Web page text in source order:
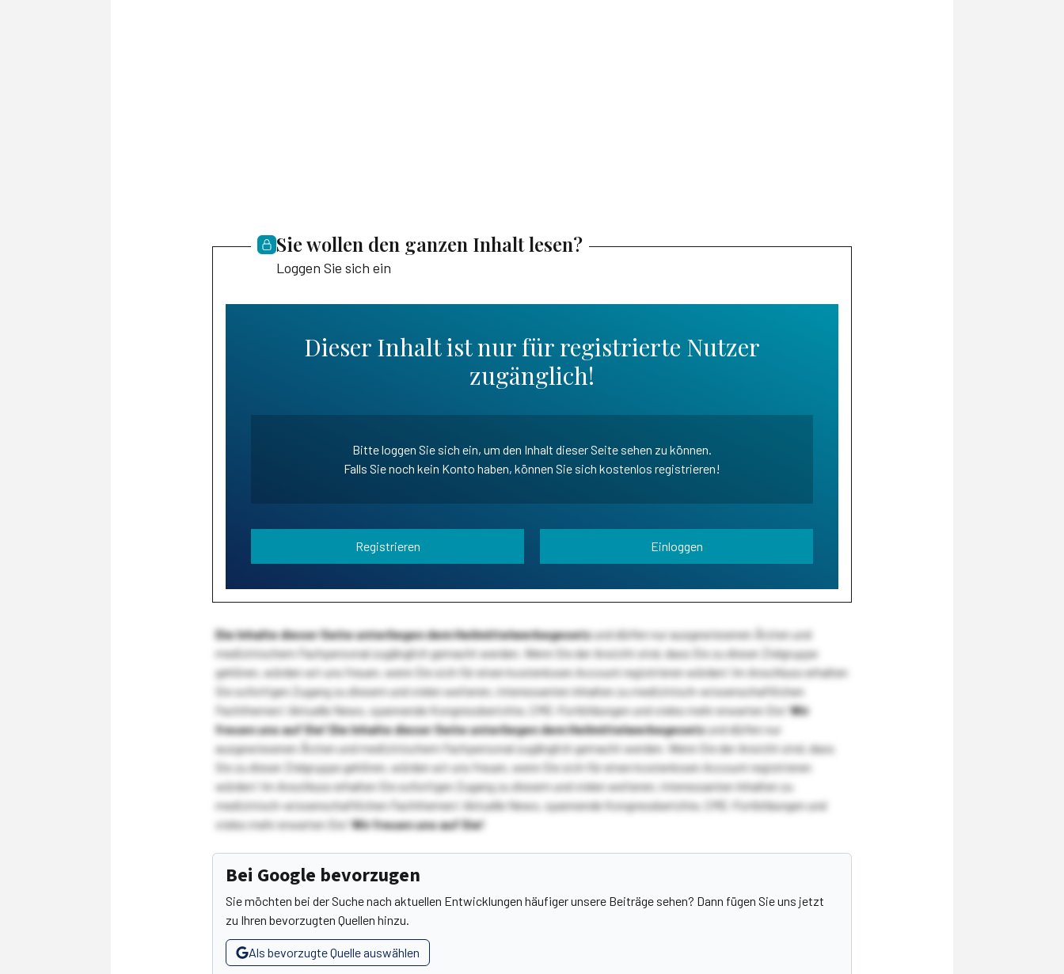
Sie wollen den ganzen Inhalt lesen?
Loggen Sie sich ein
Dieser Inhalt ist nur für registrierte Nutzer
zugänglich!
Bitte loggen Sie sich ein, um den Inhalt dieser Seite sehen zu können.
Falls Sie noch kein Konto haben, können Sie sich kostenlos registrieren!
Registrieren Einloggen
Die Inhalte dieser Seite unterliegen dem Heilmittelwerbegesetzund dürfen nur ausgewiesenen Ärzten und
medizinischem Fachpersonal zugänglich gemacht werden. Wenn Sie der Ansicht sind, dass Sie zu dieser Zielgruppe
gehören, würden wir uns freuen, wenn Sie sich für einen kostenlosen Account registrieren würden! Im Anschluss erhalten
Sie sofortigen Zugang zu diesem und vielen weiteren, interessanten Inhalten zu medizinisch-wissenschaftlichen
Fachthemen! Aktuelle News, spannende Kongressberichte, CME-Fortbildungen und vieles mehr erwarten Sie!Wir
freuen uns auf Sie!Die Inhalte dieser Seite unterliegen dem Heilmittelwerbegesetzund dürfen nur
ausgewiesenen Ärzten und medizinischem Fachpersonal zugänglich gemacht werden. Wenn Sie der Ansicht sind, dass
Sie zu dieser Zielgruppe gehören, würden wir uns freuen, wenn Sie sich für einen kostenlosen Account registrieren
würden! Im Anschluss erhalten Sie sofortigen Zugang zu diesem und vielen weiteren, interessanten Inhalten zu
medizinisch-wissenschaftlichen Fachthemen! Aktuelle News, spannende Kongressberichte, CME-Fortbildungen und
vieles mehr erwarten Sie!Wir freuen uns auf Sie!
Bei Google bevorzugen
Sie möchten bei der Suche nach aktuellen Entwicklungen häufiger unsere Beiträge sehen? Dann fügen Sie uns jetzt
zu Ihren bevorzugten Quellen hinzu.
Als bevorzugte Quelle auswählen